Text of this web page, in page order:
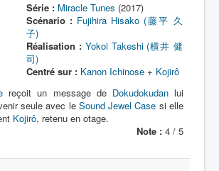
Série : Miracle Tunes (2017)
Scénario : Fujihira Hisako (藤平 久
子)
Réalisation : Yokoi Takeshi (横井 健
司)
Centré sur : Kanon Ichinose+ Kojirô
reçoit un message de Dokudokudanlui
seule avec le Sound Jewel Case si elle
Kojirô, retenu en otage.
Note : 4 / 5